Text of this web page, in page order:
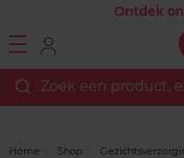
Ontdek
Zoek een product,
Home Shop